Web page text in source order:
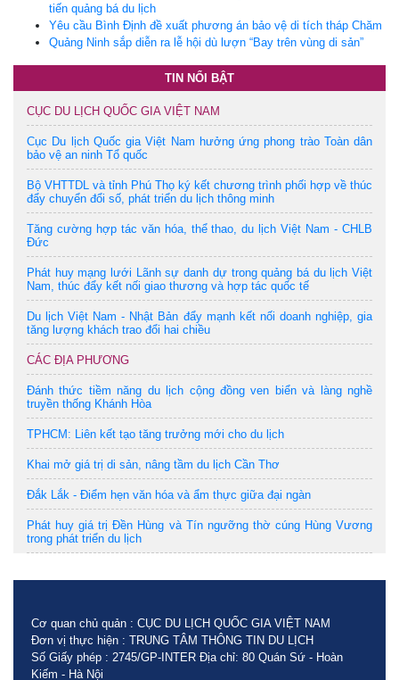
tiến quảng bá du lịch
Yêu cầu Bình Định đề xuất phương án bảo vệ di tích tháp Chăm
Quảng Ninh sắp diễn ra lễ hội dù lượn “Bay trên vùng di sản”
TIN NỔI BẬT
CỤC DU LỊCH QUỐC GIA VIỆT NAM
Cục Du lịch Quốc gia Việt Nam hưởng ứng phong trào Toàn dân
bảo vệ an ninh Tổ quốc
Bộ VHTTDL và tỉnh Phú Thọ ký kết chương trình phối hợp về thúc
đẩy chuyển đổi số, phát triển du lịch thông minh
Tăng cường hợp tác văn hóa, thể thao, du lịch Việt Nam - CHLB
Đức
Phát huy mạng lưới Lãnh sự danh dự trong quảng bá du lịch Việt
Nam, thúc đẩy kết nối giao thương và hợp tác quốc tế
Du lịch Việt Nam - Nhật Bản đẩy mạnh kết nối doanh nghiệp, gia
tăng lượng khách trao đổi hai chiều
CÁC ĐỊA PHƯƠNG
Đánh thức tiềm năng du lịch cộng đồng ven biển và làng nghề
truyền thống Khánh Hòa
TPHCM: Liên kết tạo tăng trưởng mới cho du lịch
Khai mở giá trị di sản, nâng tầm du lịch Cần Thơ
Đắk Lắk - Điểm hẹn văn hóa và ẩm thực giữa đại ngàn
Phát huy giá trị Đền Hùng và Tín ngưỡng thờ cúng Hùng Vương
trong phát triển du lịch
Cơ quan chủ quản : CỤC DU LỊCH QUỐC GIA VIỆT NAM
Đơn vị thực hiện : TRUNG TÂM THÔNG TIN DU LỊCH
Số Giấy phép : 2745/GP-INTER Địa chỉ: 80 Quán Sứ - Hoàn
Kiếm - Hà Nội